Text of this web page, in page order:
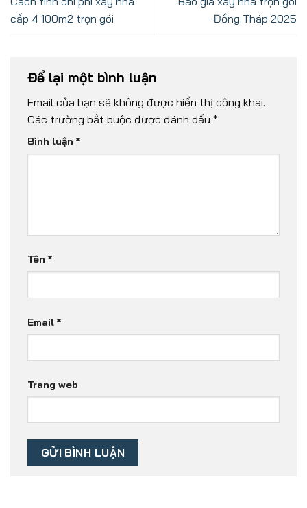
cấp 4 100m2 trọn gói
Đồng Tháp 2025
Để lại một bình luận
Email của bạn sẽ không được hiển thị công khai.
Các trường bắt buộc được đánh dấu *
Bình luận *
Tên *
Email *
Trang web